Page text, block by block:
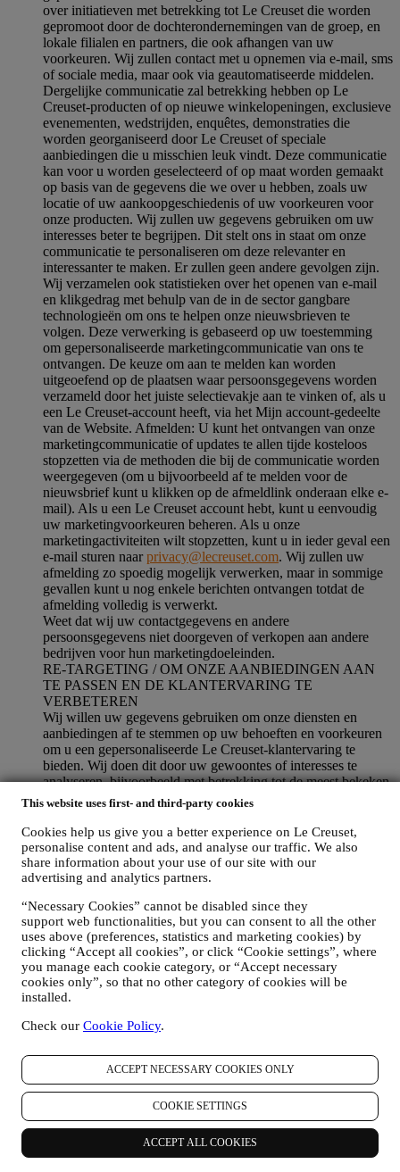
This website uses first- and third-party cookies
Cookies help us give you a better experience on Le Creuset,
personalise content and ads, and analyse our traffic. We also
share information about your use of our site with our
advertising and analytics partners.
“Necessary Cookies” cannot be disabled since they
support web functionalities, but you can consent to all the other
uses above (preferences, statistics and marketing cookies) by
clicking “Accept all cookies”, or click “Cookie settings”, where
you manage each cookie category, or “Accept necessary
cookies only”, so that no other category of cookies will be
installed.
Check our Cookie Policy.
ACCEPT NECESSARY COOKIES ONLY
COOKIE SETTINGS
ACCEPT ALL COOKIES
over initiatieven met betrekking tot Le Creuset die worden
gepromoot door de dochterondernemingen van de groep, en
lokale filialen en partners, die ook afhangen van uw
voorkeuren. Wij zullen contact met u opnemen via e-mail, sms
of sociale media, maar ook via geautomatiseerde middelen.
Dergelijke communicatie zal betrekking hebben op Le
Creuset-producten of op nieuwe winkelopeningen, exclusieve
evenementen, wedstrijden, enquêtes, demonstraties die
worden georganiseerd door Le Creuset of speciale
aanbiedingen die u misschien leuk vindt. Deze communicatie
kan voor u worden geselecteerd of op maat worden gemaakt
op basis van de gegevens die we over u hebben, zoals uw
locatie of uw aankoopgeschiedenis of uw voorkeuren voor
onze producten. Wij zullen uw gegevens gebruiken om uw
interesses beter te begrijpen. Dit stelt ons in staat om onze
communicatie te personaliseren om deze relevanter en
interessanter te maken. Er zullen geen andere gevolgen zijn.
Wij verzamelen ook statistieken over het openen van e-mail
en klikgedrag met behulp van de in de sector gangbare
technologieën om ons te helpen onze nieuwsbrieven te
volgen. Deze verwerking is gebaseerd op uw toestemming
om gepersonaliseerde marketingcommunicatie van ons te
ontvangen. De keuze om aan te melden kan worden
uitgeoefend op de plaatsen waar persoonsgegevens worden
verzameld door het juiste selectievakje aan te vinken of, als u
een Le Creuset-account heeft, via het Mijn account-gedeelte
van de Website. Afmelden: U kunt het ontvangen van onze
marketingcommunicatie of updates te allen tijde kosteloos
stopzetten via de methoden die bij de communicatie worden
weergegeven (om u bijvoorbeeld af te melden voor de
nieuwsbrief kunt u klikken op de afmeldlink onderaan elke e-
mail). Als u een Le Creuset account hebt, kunt u eenvoudig
uw marketingvoorkeuren beheren. Als u onze
marketingactiviteiten wilt stopzetten, kunt u in ieder geval een
e-mail sturen naarprivacy@lecreuset.com. Wij zullen uw
afmelding zo spoedig mogelijk verwerken, maar in sommige
gevallen kunt u nog enkele berichten ontvangen totdat de
afmelding volledig is verwerkt.
Weet dat wij uw contactgegevens en andere
persoonsgegevens niet doorgeven of verkopen aan andere
bedrijven voor hun marketingdoeleinden.
RE-TARGETING / OM ONZE AANBIEDINGEN AAN
TE PASSEN EN DE KLANTERVARING TE
VERBETEREN
Wij willen uw gegevens gebruiken om onze diensten en
aanbiedingen af te stemmen op uw behoeften en voorkeuren
om u een gepersonaliseerde Le Creuset-klantervaring te
bieden. Wij doen dit door uw gewoontes of interesses te
analyseren, bijvoorbeeld met betrekking tot de meest bekeken
producten, uw interactie met ons op sociale media, welke
pagina's van onze Website u bezoekt, welke inhoud van onze
aanbiedingen u leest. Wij doen dit voornamelijk door en ook
in combinatie met uw gegevens en voorkeuren die worden
verzameld zodra u zich inschrijft voor onze gepersonaliseerde
marketingcommunicatie. Wij zullen deze informatie gebruiken
verlenen tot specifieke inhoud, de inhoud of de aanbiedingen
die u op de Website ziet aan te passen of, als u toestemming
hebt gegeven om u aan te melden voor onze
marketingcommunicatie, om u relevante
communicatie/berichten te sturen waarvan wij denken dat u
die leuk vindt. Er zullen geen andere gevolgen zijn. Het
gebruik van cookies is afhankelijk van uw toestemming. Als u
niet wilt dat deze informatie wordt gebruikt om u op uw
sturen, kunt u het gebruik van de informatie over uw online-
acties beperken door uw cookie-instellingen te beheren
(vergeet echter niet dat bepaalde cookies noodzakelijk zijn
voor het gebruik van de Website). Let op: dit betekent niet dat
u geen advertenties, aanbiedingen of communicatie meer
ontvangt. U blijft algemene advertenties, aanbiedingen of
communicatie ontvangen. Voor meer informatie over hoe wij